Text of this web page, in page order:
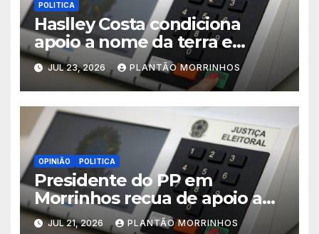
POLITICA
Haslley Costa condiciona
apoio a nome da terra e
defende candidatura única
em Morrinhos
JUL 23, 2026 PLANTÃO MORRINHOS
OPINIÃO POLITICA
Presidente do PP em
Morrinhos recua de apoio a
Magal e declara aliança com
JUL 21, 2026 PLANTÃO MORRINHOS